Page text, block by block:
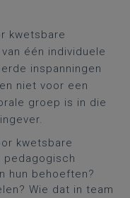
kwetsbare
één individuele
inspanningen
niet voor een
groep is in die
kwetsbare
hun behoeften?
Wie dat in team